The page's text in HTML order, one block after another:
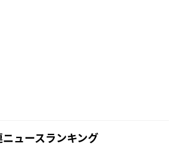
ュースランキング